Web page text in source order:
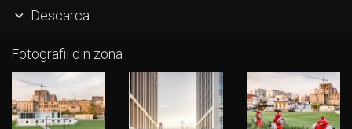
 Descarca
Fotografii din zona